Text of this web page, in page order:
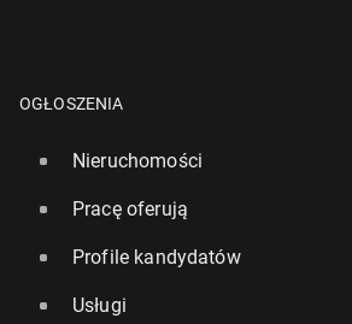
OGŁOSZENIA
Nieruchomości
Pracę oferują
Profile kandydatów
Usługi